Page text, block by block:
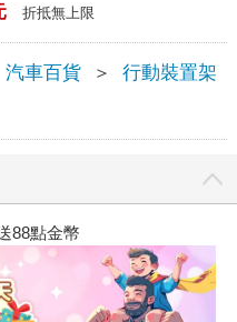
折抵無上限
汽車百貨 ＞ 行動裝置架
88點金幣